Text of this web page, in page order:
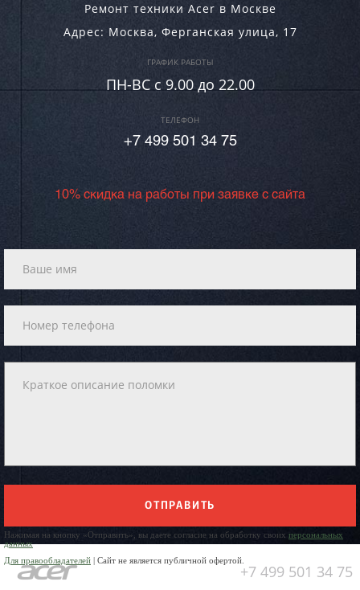
Ремонт техники Acer в Москве
Адрес: Москва, Ферганская улица, 17
ГРАФИК РАБОТЫ
ПН-ВC c 9.00 до 22.00
ТЕЛЕФОН
+7 499 501 34 75
10% скидка на работы при заявке с сайта
ОТПРАВИТЬ
Нажимая на кнопку «Отправить», вы даете согласие на обработку своих персональных
данных
Для правообладателей | Сайт не является публичной офертой.
+7 499 501 34 75